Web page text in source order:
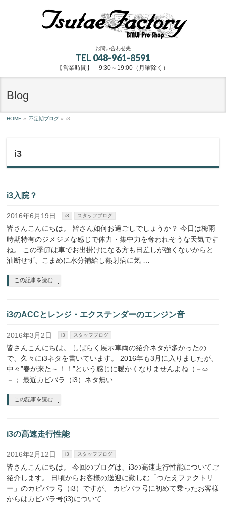
お問い合わせ先
TEL 048-961-8591
【営業時間】 9:30～19:00（月曜除く）
Blog
HOME » 不定期ブログ » i3
i3
i3入院？
2016年6月19日 i3 スタッフブログ
皆さんこんにちは。 皆さん如何お過ごしでしょうか？ 今日は梅雨
時期特有のジメジメな感じで体力・集中力を奪われそうな天気です
ね。 この季節は車でお出掛けになる方も日差しが強くないからと
油断せず、こまめに水分補給し熱射病に気 …
この記事を読む
i3のACCとレンジ・エクステンダーのエンジン音
2016年3月2日 i3 スタッフブログ
皆さんこんにちは。 しばらく展示車両の紹介ネタが多かったの
で、久々にi3ネタを書いています。 2016年も3月に入りましたが、
中々”春が来た～！！”という感じに暖かくなりませんよね（－ω
－； 最近カピバラ（i3）ネタ無い …
この記事を読む
i3の高速走行性能
2016年2月12日 i3 スタッフブログ
皆さんこんにちは。 今回のブログは、i3の高速走行性能についてご
紹介します。 日頃からお客様の送迎に勤しむ「つたえファクトリ
ー」のカピバラ号（i3）ですが、 カピバラ号に初めて乗ったお客様
からはカピバラ号(i3)について …